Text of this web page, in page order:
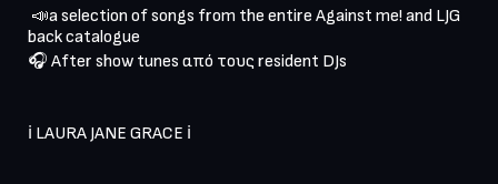
back catalogue
🎧 After show tunes από τους resident DJs
ℹ️ LAURA JANE GRACE ℹ️